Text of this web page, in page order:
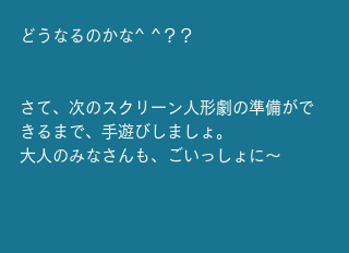
どうなるのかな^ ^？？
さて、次のスクリーン人形劇の準備がで
きるまで、手遊びしましょ。
大人のみなさんも、ごいっしょに〜